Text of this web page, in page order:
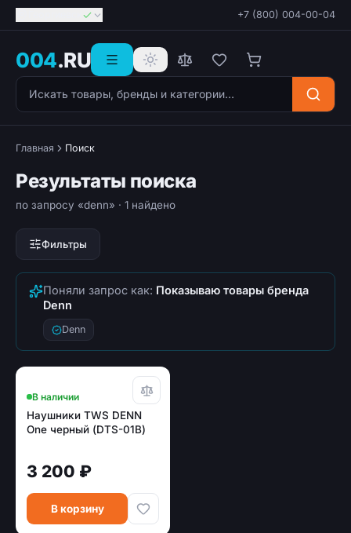
+7 (800) 004-00-04
004.RU
Поиск товаров
Главная Поиск
Результаты поиска
по запросу «denn» · 1 найдено
Фильтры
Поняли запрос как: Показываю товары бренда
Denn
Denn
В наличии
Наушники TWS DENN
One черный (DTS-01B)
3 200 ₽
В корзину